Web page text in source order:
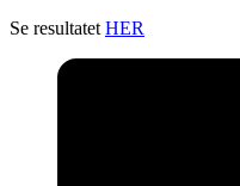
Se resultatetHER